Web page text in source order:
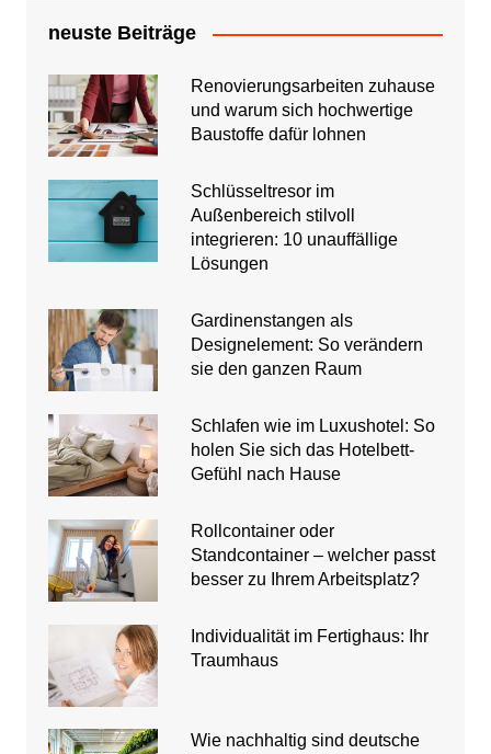
neuste Beiträge
Renovierungsarbeiten zuhause
und warum sich hochwertige
Baustoffe dafür lohnen
Schlüsseltresor im
Außenbereich stilvoll
integrieren: 10 unauffällige
Lösungen
Gardinenstangen als
Designelement: So verändern
sie den ganzen Raum
Schlafen wie im Luxushotel: So
holen Sie sich das Hotelbett-
Gefühl nach Hause
Rollcontainer oder
Standcontainer – welcher passt
besser zu Ihrem Arbeitsplatz?
Individualität im Fertighaus: Ihr
Traumhaus
Wie nachhaltig sind deutsche